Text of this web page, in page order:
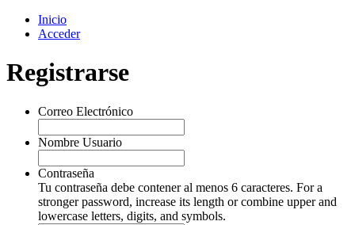
Inicio
Acceder
Registrarse
Correo Electrónico
Nombre Usuario
Contraseña
Tu contraseña debe contener al menos 6 caracteres. For a
stronger password, increase its length or combine upper and
lowercase letters, digits, and symbols.